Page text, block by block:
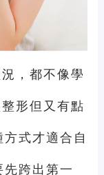
，都不像學
形但又有點
式才適合自
跨出第一